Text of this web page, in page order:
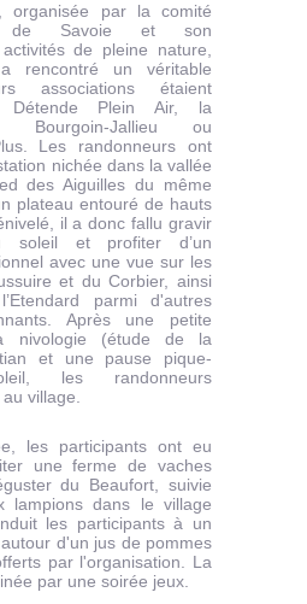
organisée par la comité
de Savoie et son
de pleine nature,
rencontré un véritable
associations étaient
Détende Plein Air, la
Bourgoin-Jallieu ou
Les randonneurs ont
nichée dans la vallée
des Aiguilles du même
plateau entouré de hauts
il a donc fallu gravir
soleil et profiter d’un
avec une vue sur les
et du Corbier, ainsi
parmi d'autres
Après une petite
nivologie (étude de la
et une pause pique-
les randonneurs
village.
les participants ont eu
une ferme de vaches
du Beaufort, suivie
lampions dans le village
les participants à un
d'un jus de pommes
par l'organisation. La
par une soirée jeux.